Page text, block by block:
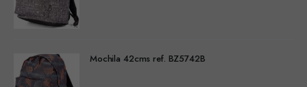
Mochila 42cms ref. BZ5742B